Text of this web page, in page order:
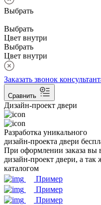
Выбрать
Выбрать
Цвет внутри
Выбрать
Цвет внутри
Заказать звонок
Сравнить
Дизайн-проект двери
Разработка уникального
дизайн-проекта двери
При оформлении заказа вы
дизайн-проект двери, а
каталогом
Пример
Пример
Пример